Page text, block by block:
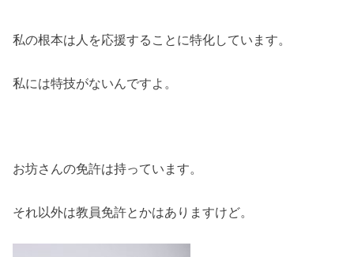
私の根本は人を応援することに特化しています。
私には特技がないんですよ。
お坊さんの免許は持っています。
それ以外は教員免許とかはありますけど。